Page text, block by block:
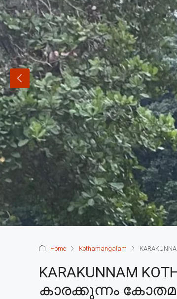
Home Kothamangalam
KARAKUNNAM
കാരക്കുന്നം